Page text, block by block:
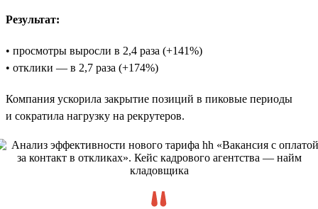
Результат:
• просмотры выросли в 2,4 раза (+141%)
• отклики — в 2,7 раза (+174%)
Компания ускорила закрытие позиций в пиковые периоды
и сократила нагрузку на рекрутеров.